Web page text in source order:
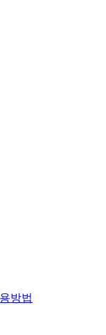
방법